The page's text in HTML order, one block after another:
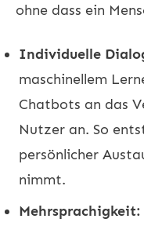
ohne dass ein
Individuelle
maschinellem
Chatbots an das
Nutzer an. So
persönlicher
nimmt.
Mehrsprachigkeit: